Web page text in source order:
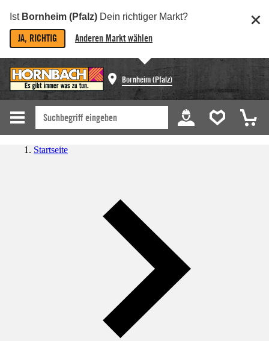
Ist Bornheim (Pfalz) Dein richtiger Markt?
JA, RICHTIG Anderen Markt wählen
Bornheim (Pfalz)
Startseite